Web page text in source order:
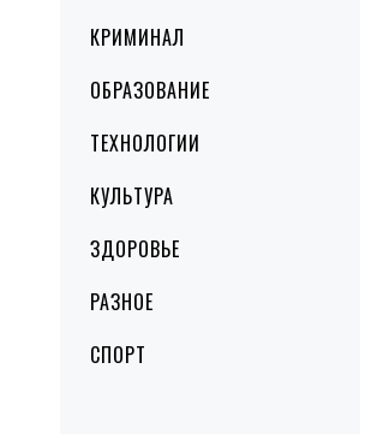
КРИМИНАЛ
ОБРАЗОВАНИЕ
ТЕХНОЛОГИИ
КУЛЬТУРА
ЗДОРОВЬЕ
РАЗНОЕ
СПОРТ